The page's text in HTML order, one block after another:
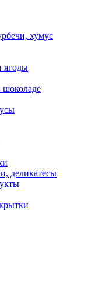
хумус
ягоды
деликатесы